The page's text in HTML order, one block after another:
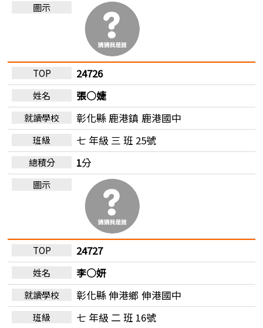
24726
張○婕
彰化縣 鹿港鎮 鹿港國中
七 年級 三 班 25號
1分
24727
李○妍
彰化縣 伸港鄉 伸港國中
七 年級 二 班 16號